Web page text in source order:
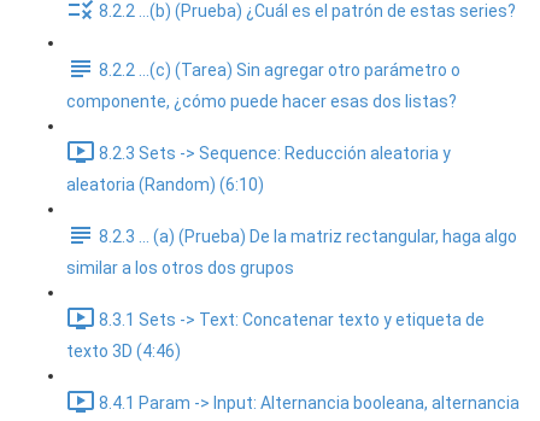
8.2.2 ...(b) (Prueba) ¿Cuál es el patrón de estas series?
8.2.2 ...(c) (Tarea) Sin agregar otro parámetro o
componente, ¿cómo puede hacer esas dos listas?
8.2.3 Sets -> Sequence: Reducción aleatoria y
aleatoria (Random) (6:10)
8.2.3 ... (a) (Prueba) De la matriz rectangular, haga algo
similar a los otros dos grupos
8.3.1 Sets -> Text: Concatenar texto y etiqueta de
texto 3D (4:46)
8.4.1 Param -> Input: Alternancia booleana, alternancia